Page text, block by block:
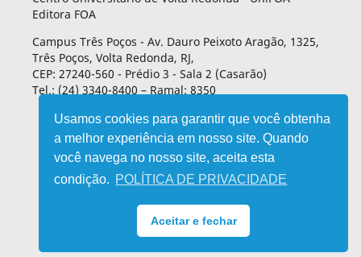
Usamos cookies para garantir que você obtenha
a melhor experiência em nosso site. Quando
você navega no nosso site, aceita esta
condição. POLÍTICA DE PRIVACIDADE
Aceitar e fechar
Editora FOA
Campus Três Poços - Av. Dauro Peixoto Aragão, 1325,
Três Poços, Volta Redonda, RJ,
CEP: 27240-560 - Prédio 3 - Sala 2 (Casarão)
Tel.: (24) 3340-8400 – Ramal: 8350